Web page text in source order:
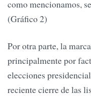
como mencionamos,
(Gráfico 2)
Por otra parte, la
principalmente por
elecciones
reciente cierre de las